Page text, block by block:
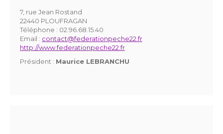
7, rue Jean Rostand
22440 PLOUFRAGAN
Téléphone : 02.96.68.15.40
Email : contact@federationpeche22.fr
http://www.federationpeche22.fr
Président : Maurice LEBRANCHU